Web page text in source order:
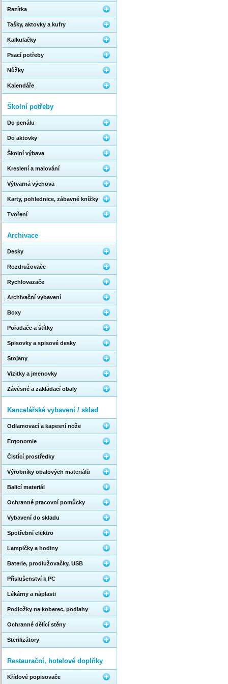
Razítka
Tašky, aktovky a kufry
Kalkulačky
Psací potřeby
Nůžky
Kalendáře
Školní potřeby
Do penálu
Do aktovky
Školní výbava
Kreslení a malování
Výtvarná výchova
Karty, pohlednice, zábavné knížky
Tvoření
Archivace
Desky
Rozdružovače
Rychlovazače
Archivační vybavení
Boxy
Pořadače a štítky
Spisovky a spisové desky
Stojany
Vizitky a jmenovky
Závěsné a zakládací obaly
Kancelářské vybavení / sklad
Odlamovací a kapesní nože
Ergonomie
Čistící prostředky
Výrobníky obalových materiálů
Balicí materiál
Ochranné pracovní pomůcky
Vybavení do skladu
Spotřební elektro
Lampičky a hodiny
Baterie, prodlužovačky, USB
Příslušenství k PC
Lékárny a náplasti
Podložky na koberec, podlahy
Ochranné dělící stěny
Sterilizátory
Restaurační, hotelové doplňky
Křídové popisovače